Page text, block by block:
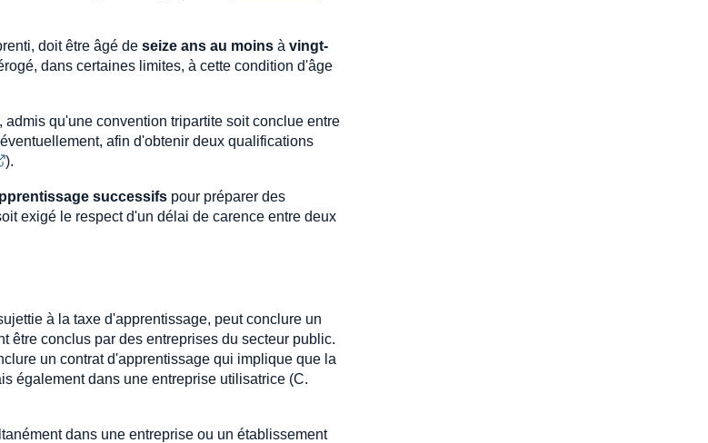
doit être âgé de seize ans au moins à vingt-
dans certaines limites, à cette condition d'âge
admis qu'une convention tripartite soit conclue entre
afin d'obtenir deux qualifications
).
successifs pour préparer des
exigé le respect d'un délai de carence entre deux
à la taxe d'apprentissage, peut conclure un
être conclus par des entreprises du secteur public.
un contrat d'apprentissage qui implique que la
également dans une entreprise utilisatrice (C.
dans une entreprise ou un établissement